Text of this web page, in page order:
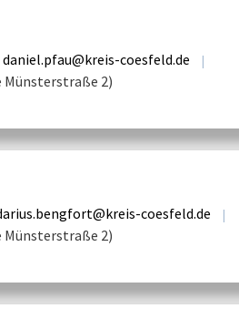
daniel.pfau@kreis-coesfeld.de |
2)
coesfeld.de |
2)